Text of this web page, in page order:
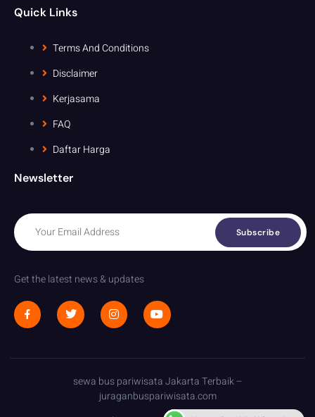
Quick Links
Terms And Conditions
Disclaimer
Kerjasama
FAQ
Daftar Harga
Newsletter
Subscribe
Get the latest news & updates
sewa bus pariwisata Jakarta Terbaik –
juraganbuspariwisata.com